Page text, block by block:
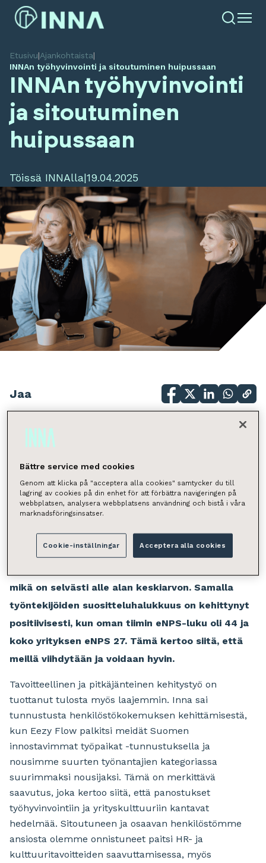
Etusivu|Ajankohtaista|
INNAn työhyvinvointi ja sitoutuminen huipussaan
INNAn työhyvinvointi
ja sitoutuminen
huipussaan
Töissä INNAlla|19.04.2025
Jaa
INNAn henkilöstön hyvinvointi ja työtyytyväisyys
ovat olleet vahvassa kasvussa ja viime vuosina
tehdyt kehitystoimenpiteet näkyvät myös
konkreettisesti työntekijöidemme arjessa.
Sairauspoissaolot ovat vähentyneet vuosi
vuodelta, työntekijöiden sitoutuminen on
parantunut, ja henkilöstön vaihtuvuus on ollut
laskussa. Vuonna 2024 vapaaehtoinen vaihtuvuus
mikä on selvästi alle alan keskiarvon. Samalla
työntekijöiden suositteluhalukkuus on kehittynyt
positiivisesti, kun oman tiimin eNPS-luku oli 44 ja
koko yrityksen eNPS 27. Tämä kertoo siitä, että
meillä viihdytään ja voidaan hyvin.
Tavoitteellinen ja pitkäjänteinen kehitystyö on
tuottanut tulosta myös laajemmin. Inna sai
tunnustusta henkilöstökokemuksen kehittämisestä,
kun Eezy Flow palkitsi meidät Suomen
innostavimmat työpaikat -tunnustuksella ja
nousimme suurten työnantajien kategoriassa
suurimmaksi nousijaksi. Tämä on merkittävä
saavutus, joka kertoo siitä, että panostukset
työhyvinvointiin ja yrityskulttuuriin kantavat
hedelmää. Sitoutuneen ja osaavan henkilöstömme
ansiosta olemme onnistuneet paitsi HR- ja
kulttuuritavoitteiden saavuttamisessa, myös
Bättre service med cookies
Genom att klicka på "acceptera alla cookies" samtycker du till
lagring av cookies på din enhet för att förbättra navigeringen på
webbplatsen, analysera webbplatsens användning och bistå i våra
marknadsföringsinsatser.
Cookie-inställningar Acceptera alla cookies